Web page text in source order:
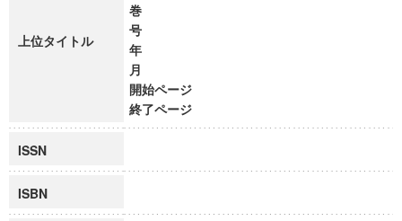
上位タイトル
巻
号
年
月
開始ページ
終了ページ
ISSN
ISBN